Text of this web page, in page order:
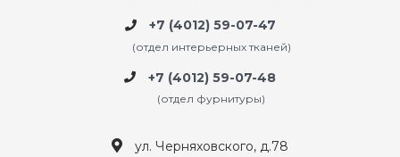
+7 (4012) 59-07-47
(отдел интерьерных тканей)
+7 (4012) 59-07-48
(отдел фурнитуры)
ул. Черняховского, д.78